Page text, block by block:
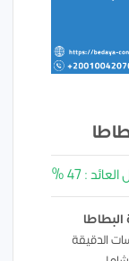
: 47 %
البطاطا
الدقيقة